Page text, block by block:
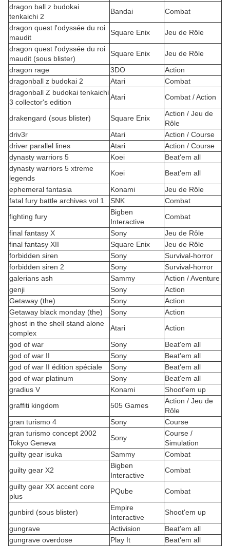
dragon ball z budokai
tenkaichi 2
Bandai
Combat
dragon quest l'odyssée du roi
maudit
Square Enix
Jeu de Rôle
dragon quest l'odyssée du roi
maudit (sous blister)
Square Enix
Jeu de Rôle
dragon rage
3DO
Action
dragonball z budokai 2
Atari
Combat
dragonball Z budokai tenkaichi
3 collector's edition
Atari Combat / Action
drakengard (sous blister) Square Enix
Action / Jeu de
Rôle
driv3r
Atari
Action / Course
driver parallel lines
Atari
Action / Course
dynasty warriors 5
Koei
Beat'em all
dynasty warriors 5 xtreme
legends
Koei
Beat'em all
ephemeral fantasia
Konami
Jeu de Rôle
fatal fury battle archives vol 1
SNK
Combat
fighting fury
Bigben
Interactive
Combat
final fantasy X
Sony
Jeu de Rôle
final fantasy XII
Square Enix
Jeu de Rôle
forbidden siren
Sony
Survival-horror
forbidden siren 2
Sony
Survival-horror
galerians ash
Sammy
Action / Aventure
genji
Sony
Action
Getaway (the)
Sony
Action
Getaway black monday (the)
Sony
Action
ghost in the shell stand alone
complex
Atari
Action
god of war
Sony
Beat'em all
god of war II
Sony
Beat'em all
god of war II édition spéciale
Sony
Beat'em all
god of war platinum
Sony
Beat'em all
gradius V
Konami
Shoot'em up
graffiti kingdom
505 Games
Action / Jeu de
Rôle
gran turismo 4
Sony
Course
gran turismo concept 2002
Tokyo Geneva
Sony
Course /
Simulation
guilty gear isuka
Sammy
Combat
guilty gear X2
Bigben
Interactive
Combat
guilty gear XX accent core
plus
PQube Combat
gunbird (sous blister)
Empire
Interactive
Shoot'em up
gungrave
Activision
Beat'em all
gungrave overdose
Play It Beat'em all